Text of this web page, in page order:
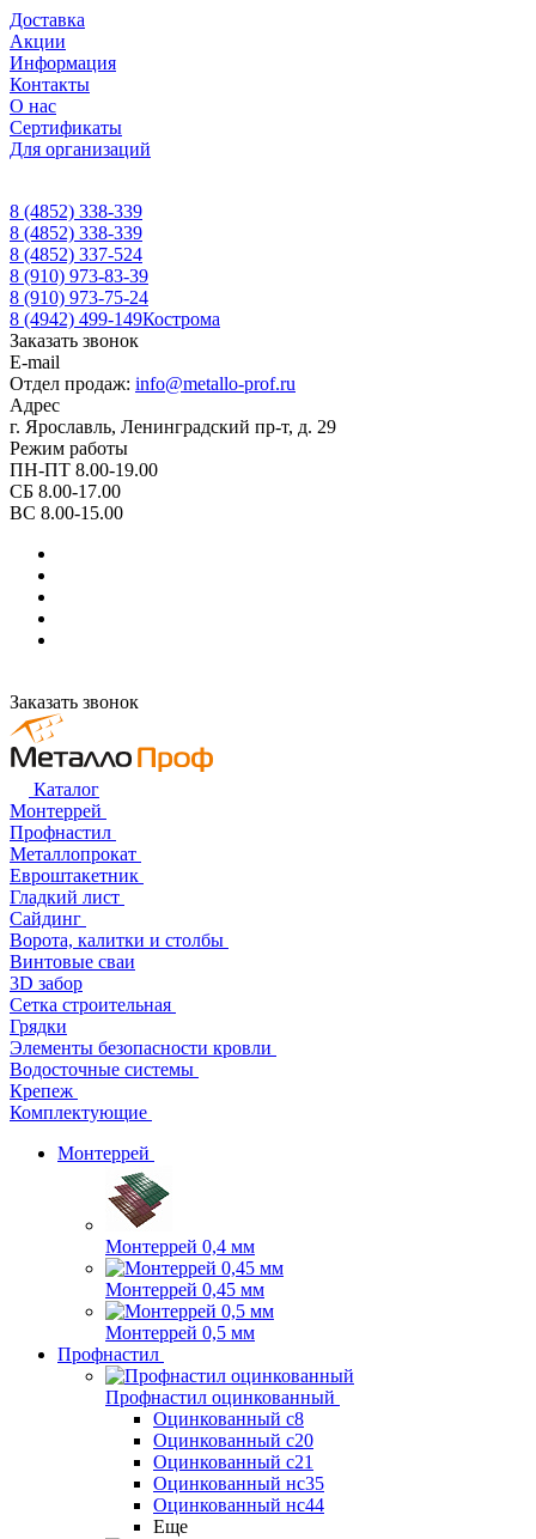
Доставка
Акции
Информация
Контакты
О нас
Сертификаты
Для организаций
8 (4852) 338-339
8 (4852) 338-339
8 (4852) 337-524
8 (910) 973-83-39
8 (910) 973-75-24
8 (4942) 499-149Кострома
Заказать звонок
E-mail
Отдел продаж: info@metallo-prof.ru
Адрес
г. Ярославль, Ленинградский пр-т, д. 29
Режим работы
ПН-ПТ 8.00-19.00
СБ 8.00-17.00
ВС 8.00-15.00
Заказать звонок
Каталог
Монтеррей
Профнастил
Металлопрокат
Евроштакетник
Гладкий лист
Сайдинг
Ворота, калитки и столбы
Винтовые сваи
3D забор
Сетка строительная
Грядки
Элементы безопасности кровли
Водосточные системы
Крепеж
Комплектующие
Монтеррей
Монтеррей 0,4 мм
Монтеррей 0,45 мм
Монтеррей 0,5 мм
Профнастил
Профнастил оцинкованный
Оцинкованный с8
Оцинкованный с20
Оцинкованный с21
Оцинкованный нс35
Оцинкованный нс44
Еще